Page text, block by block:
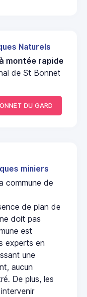
Naturels
montée rapide
de St Bonnet
DU GARD
miniers
commune de
de plan de
doit pas
est
experts en
une
aucun
De plus, les